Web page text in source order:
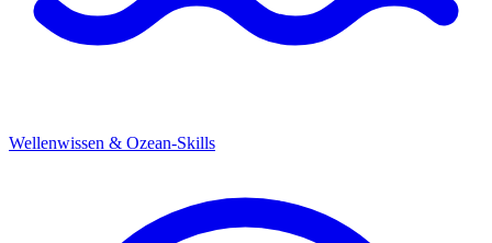
Wellenwissen & Ozean-Skills